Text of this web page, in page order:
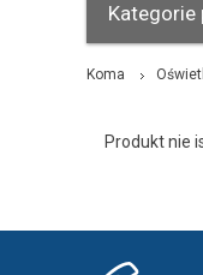
Koma
Produkt nie